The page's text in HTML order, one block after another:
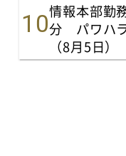
情報本部勤
分 パワハ
（8月5日）